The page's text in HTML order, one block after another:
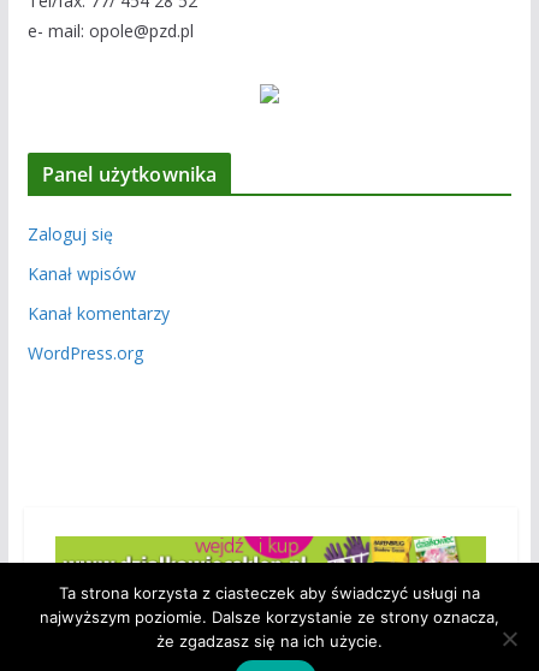
e- mail: opole@pzd.pl
Panel użytkownika
Zaloguj się
Kanał wpisów
Kanał komentarzy
WordPress.org
Copyright © 2026Polski Związek Działkowców – Okręg
Ta strona korzysta z ciasteczek aby świadczyć usługi na
najwyższym poziomie. Dalsze korzystanie ze strony oznacza,
że zgadzasz się na ich użycie.